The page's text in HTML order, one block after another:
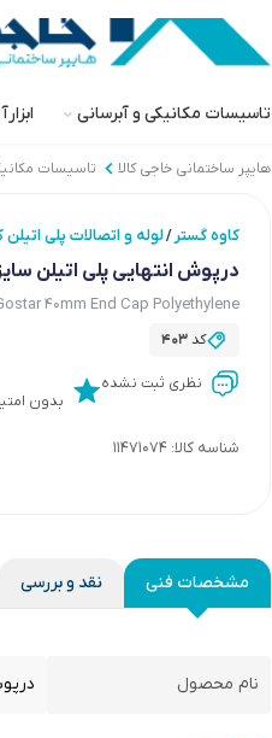
تاسیسات مکانیکی و آبرسانی
هایپر ساختمانی خاجی‌ کالا تاسیسات
کاوه گستر /لوله و اتصالات پلی اتیلن
درپوش انتهایی پلی اتیلن سایز 40 (کاوه
40mm End Cap Polyethylene
کد403
نظری ثبت نشده
بدون
شناسه کالا: 11471074
مشخصات فنی نقد و بررسی
نام محصول درپوش 40انتهایی پلی